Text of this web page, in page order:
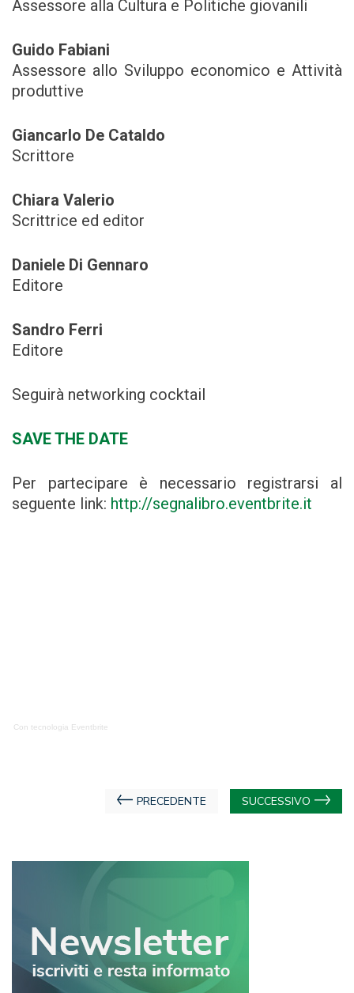
Assessore alla Cultura e Politiche giovanili
Guido Fabiani
Assessore allo Sviluppo economico e Attività
produttive
Giancarlo De Cataldo
Scrittore
Chiara Valerio
Scrittrice ed editor
Daniele Di Gennaro
Editore
Sandro Ferri
Editore
Seguirà networking cocktail
SAVE THE DATE
Per partecipare è necessario registrarsi al
seguente link: http://segnalibro.eventbrite.it
Con tecnologia Eventbrite
Navigazione
PRECEDENTE SUCCESSIVO